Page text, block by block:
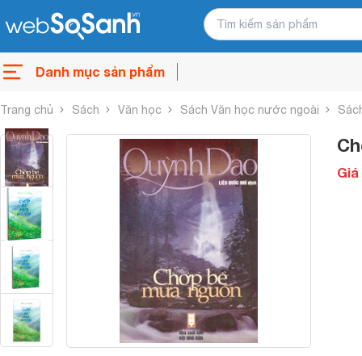
Danh mục sản phẩm
Trang chủ Sách Văn học Sách Văn học nước ngoài